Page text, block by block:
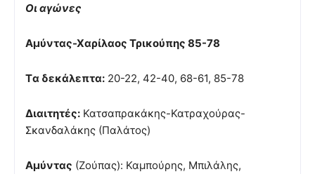
Οι αγώνες
Αμύντας-Χαρίλαος Τρικούπης 85-78
Tα δεκάλεπτα: 20-22, 42-40, 68-61, 85-78
Διαιτητές: Κατσαπρακάκης-Κατραχούρας-
Σκανδαλάκης (Παλάτος)
Αμύντας (Ζούπας): Καμπούρης, Μπιλάλης,